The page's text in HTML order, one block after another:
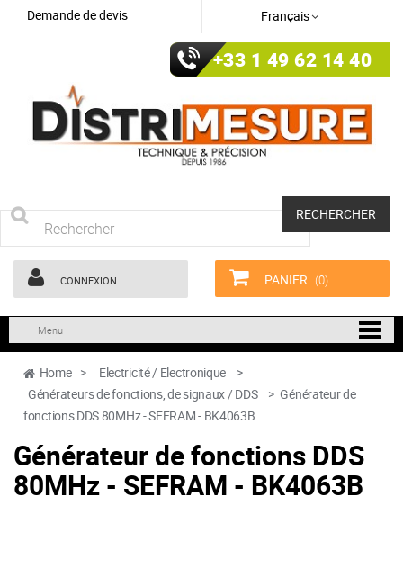
Demande de devis Français
+33 1 49 62 14 40
RECHERCHER
CONNEXION PANIER (0)
Menu
Home > Electricité / Electronique
>
Générateurs de fonctions, de signaux / DDS
> Générateur de
fonctions DDS 80MHz - SEFRAM - BK4063B
Générateur de fonctions DDS
80MHz - SEFRAM - BK4063B